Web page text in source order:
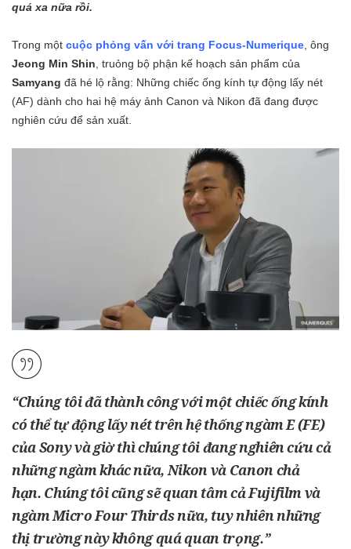
quá xa nữa rồi.
Trong một cuộc phỏng vấn với trang Focus-Numerique , ông
Jeong Min Shin , truỏng bộ phận kế hoạch sản phẩm của
Samyang đã hé lộ rằng: Những chiếc ống kính tự động lấy nét
(AF) dành cho hai hệ máy ảnh Canon và Nikon đã đang được
nghiên cứu để sản xuất.
“Chúng tôi đã thành công với một chiếc ống kính
có thể tự động lấy nét trên hệ thống ngàm E (FE)
của Sony và giờ thì chúng tôi đang nghiên cứu cả
những ngàm khác nữa, Nikon và Canon chả
hạn. Chúng tôi cũng sẽ quan tâm cả Fujifilm và
ngàm Micro Four Thirds nữa, tuy nhiên những
thị trường này không quá quan trọng.”